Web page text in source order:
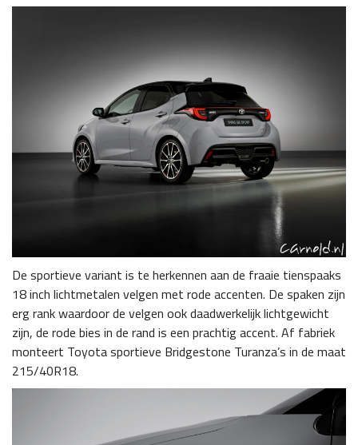
De sportieve variant is te herkennen aan de fraaie tienspaaks
18 inch lichtmetalen velgen met rode accenten. De spaken zijn
erg rank waardoor de velgen ook daadwerkelijk lichtgewicht
zijn, de rode bies in de rand is een prachtig accent. Af fabriek
monteert Toyota sportieve Bridgestone Turanza’s in de maat
215/40R18.